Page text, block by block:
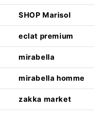
SHOP Marisol
eclat premium
mirabella
mirabella homme
zakka market